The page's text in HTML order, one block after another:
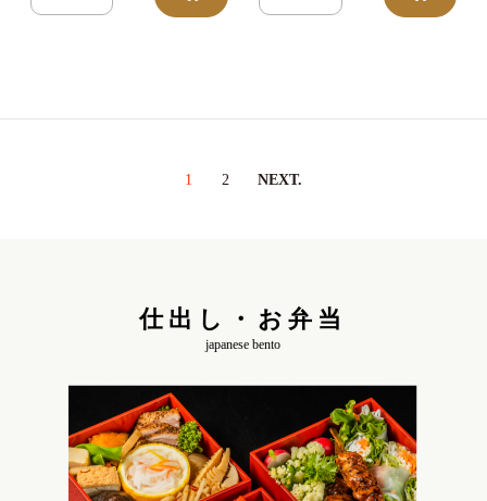
1 2 NEXT.
仕出し・お弁当
japanese bento